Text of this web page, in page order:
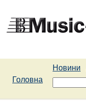
Новини
Головна